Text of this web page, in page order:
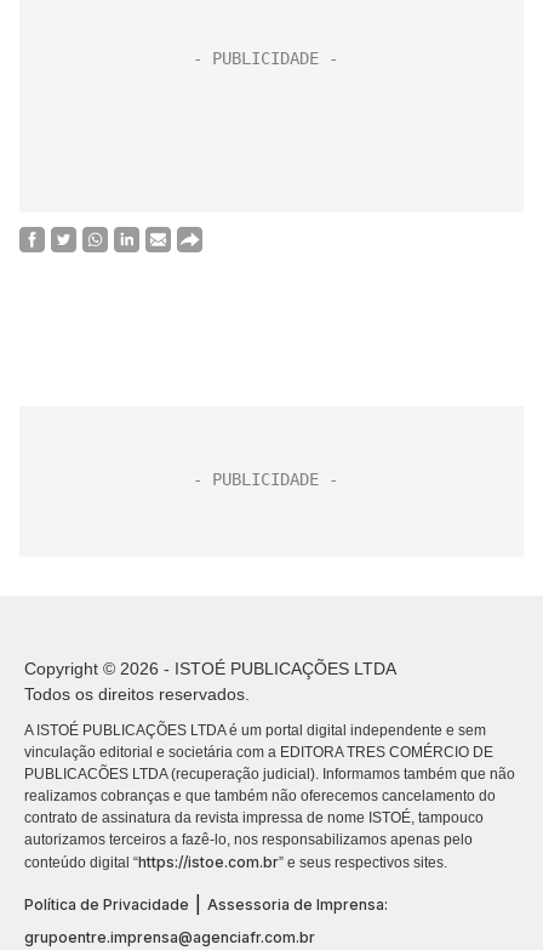
Copyright © 2026 - ISTOÉ PUBLICAÇÕES LTDA
Todos os direitos reservados.
A ISTOÉ PUBLICAÇÕES LTDA é um portal digital independente e sem
vinculação editorial e societária com a EDITORA TRES COMÉRCIO DE
PUBLICACÕES LTDA (recuperação judicial). Informamos também que não
realizamos cobranças e que também não oferecemos cancelamento do
contrato de assinatura da revista impressa de nome ISTOÉ, tampouco
autorizamos terceiros a fazê-lo, nos responsabilizamos apenas pelo
conteúdo digital “https://istoe.com.br” e seus respectivos sites.
Política de Privacidade
Assessoria de Imprensa:
grupoentre.imprensa@agenciafr.com.br